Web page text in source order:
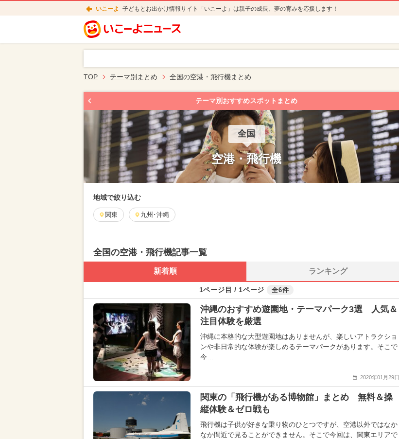
いこーよ 子どもとお出かけ情報サイト「いこーよ」は親子の成長、夢の育みを応援します！
TOP テーマ別まとめ 全国の空港・飛行機まとめ
テーマ別おすすめスポットまとめ
全国
空港・飛行機
地域で絞り込む
関東 九州･沖縄
全国の空港・飛行機記事一覧
新着順 ランキング
1ページ目 / 1ページ 全6件
沖縄のおすすめ遊園地・テーマパーク3選 人気＆
注目体験を厳選
沖縄に本格的な大型遊園地はありませんが、楽しいアトラクショ
ンや非日常的な体験が楽しめるテーマパークがあります。そこで
今…
2020年01月29日
関東の「飛行機がある博物館」まとめ 無料＆操
縦体験＆ゼロ戦も
飛行機は子供が好きな乗り物のひとつですが、空港以外ではなか
なか間近で見ることができません。そこで今回は、関東エリアで